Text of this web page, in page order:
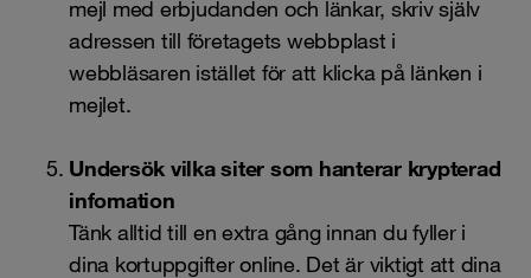
mejl med erbjudanden och länkar, skriv själv
adressen till företagets webbplast i
webbläsaren istället för att klicka på länken i
mejlet.
Undersök vilka siter som hanterar krypterad
infomation
Tänk alltid till en extra gång innan du fyller i
dina kortuppgifter online. Det är viktigt att dina